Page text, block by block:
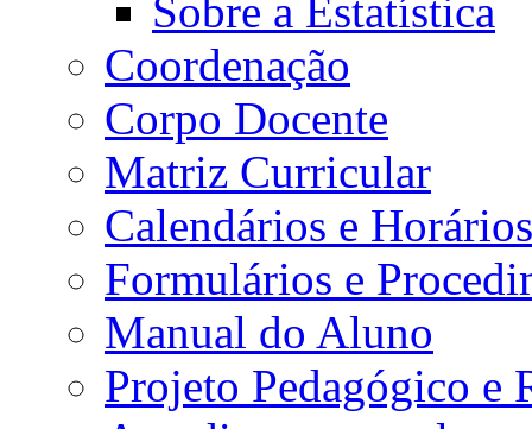
Sobre a Estatística
Coordenação
Corpo Docente
Matriz Curricular
Calendários e Horários
Formulários e
Manual do Aluno
Projeto Pedagógico e